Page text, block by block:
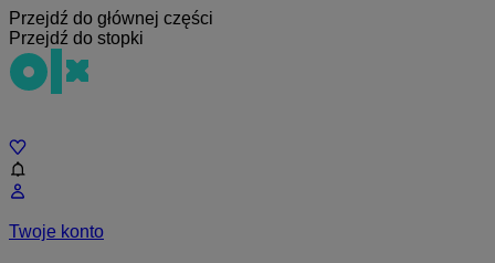
Przejdź do głównej części
Przejdź do stopki
Twoje konto